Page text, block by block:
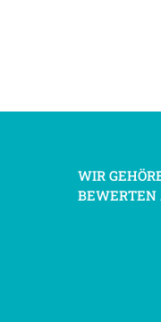
WIR
BEWERTEN